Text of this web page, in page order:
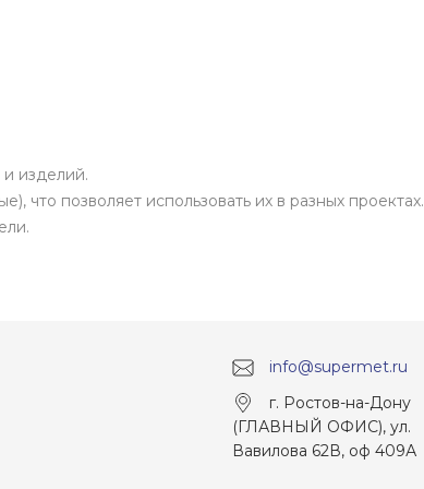
изделий.
что позволяет использовать их в разных проектах.
info@supermet.ru
г. Ростов-на-Дону
(ГЛАВНЫЙ ОФИС), ул.
Вавилова 62В, оф 409А